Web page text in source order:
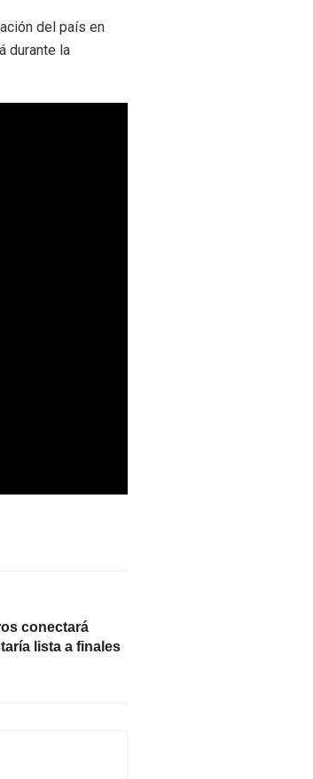
del país en
durante la
conectará
lista a finales